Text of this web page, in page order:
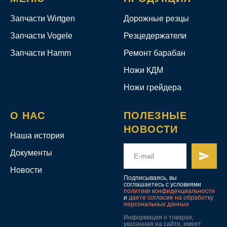
Запчасти Wirtgen
Запчасти Vogele
Запчасти Hamm
Дорожные резцы
Резцедержатели
Ремонт барабан
Ножи КДМ
Ножи грейдера
О НАС
Наша история
Документы
Новости
ПОЛЕЗНЫЕ
НОВОСТИ
Подписываясь, вы
соглашаетесь с условиями
политики конфиденциальности
и даете согласие на обработку
персональных данных
Информация о товарах,
указанная на сайте, имеет